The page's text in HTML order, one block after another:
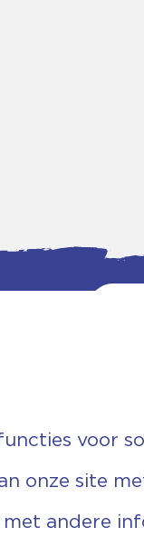
voor
onze site
andere